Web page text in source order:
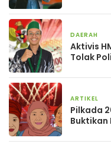
DAERAH
Aktivis
Tolak
ARTIKEL
Pilkada
Buktikan